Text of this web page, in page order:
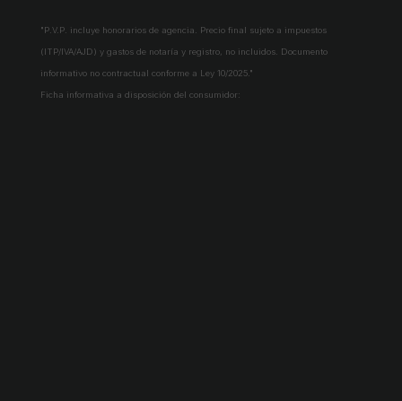
"P.V.P. incluye honorarios de agencia. Precio final sujeto a impuestos
(ITP/IVA/AJD) y gastos de notaría y registro, no incluidos. Documento
informativo no contractual conforme a Ley 10/2025."
Ficha informativa a disposición del consumidor: